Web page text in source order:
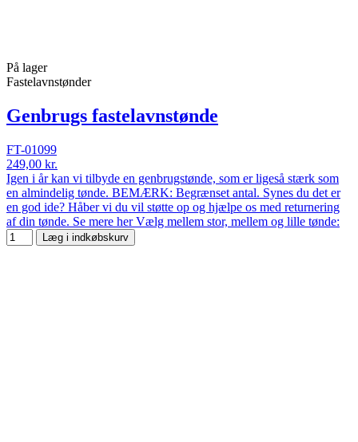
På lager
Fastelavnstønder
Genbrugs fastelavnstønde
FT-01099
249,00 kr.
Igen i år kan vi tilbyde en genbrugstønde, som er ligeså stærk som
en almindelig tønde. BEMÆRK: Begrænset antal. Synes du det er
en god ide? Håber vi du vil støtte op og hjælpe os med returnering
af din tønde. Se mere her Vælg mellem stor, mellem og lille tønde:
Læg i indkøbskurv